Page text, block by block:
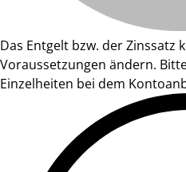
Das Entgelt bzw. der Zinssatz
Voraussetzungen ändern.
Einzelheiten bei dem